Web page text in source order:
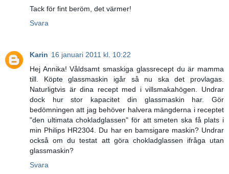
Tack för fint beröm, det värmer!
Svara
Karin 16 januari 2011 kl. 10:22
Hej Annika! Våldsamt smaskiga glassrecept du är mamma
till. Köpte glassmaskin igår så nu ska det provlagas.
Naturligtvis är dina recept med i villsmakahögen. Undrar
dock hur stor kapacitet din glassmaskin har. Gör
bedömningen att jag behöver halvera mängderna i receptet
"den ultimata chokladglassen" för att smeten ska få plats i
min Philips HR2304. Du har en bamsigare maskin? Undrar
också om du testat att göra chokladglassen ifråga utan
glassmaskin?
Svara